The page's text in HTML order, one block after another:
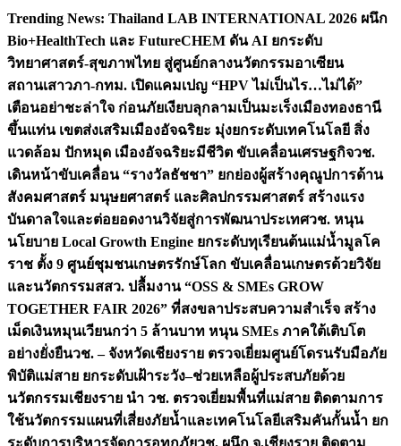
Skip
content
Trending News: Thailand LAB INTERNATIONAL 2026 ผนึก
Bio+HealthTech และ FutureCHEM ดัน AI ยกระดับ
วิทยาศาสตร์-สุขภาพไทย สู่ศูนย์กลางนวัตกรรมอาเซียน
สถานเสาวภา-กทม. เปิดแคมเปญ “HPV ไม่เป็นไร…ไม่ได้”
เตือนอย่าชะล่าใจ ก่อนภัยเงียบลุกลามเป็นมะเร็งเมืองทองธานี
ขึ้นแท่น เขตส่งเสริมเมืองอัจฉริยะ มุ่งยกระดับเทคโนโลยี สิ่ง
แวดล้อม ปักหมุด เมืองอัจฉริยะมีชีวิต ขับเคลื่อนเศรษฐกิจวช.
เดินหน้าขับเคลื่อน “รางวัลธัชชา” ยกย่องผู้สร้างคุณูปการด้าน
สังคมศาสตร์ มนุษยศาสตร์ และศิลปกรรมศาสตร์ สร้างแรง
บันดาลใจและต่อยอดงานวิจัยสู่การพัฒนาประเทศวช. หนุน
นโยบาย Local Growth Engine ยกระดับทุเรียนต้นแม่น้ำมูลโค
ราช ตั้ง 9 ศูนย์ชุมชนเกษตรรักษ์โลก ขับเคลื่อนเกษตรด้วยวิจัย
และนวัตกรรมสสว. ปลื้มงาน “OSS & SMEs GROW
TOGETHER FAIR 2026” ที่สงขลาประสบความสำเร็จ สร้าง
เม็ดเงินหมุนเวียนกว่า 5 ล้านบาท หนุน SMEs ภาคใต้เติบโต
อย่างยั่งยืนวช. – จังหวัดเชียงราย ตรวจเยี่ยมศูนย์โดรนรับมือภัย
พิบัติแม่สาย ยกระดับเฝ้าระวัง–ช่วยเหลือผู้ประสบภัยด้วย
นวัตกรรมเชียงราย นำ วช. ตรวจเยี่ยมพื้นที่แม่สาย ติดตามการ
ใช้นวัตกรรมแผนที่เสี่ยงภัยน้ำและเทคโนโลยีเสริมคันกั้นน้ำ ยก
ระดับการบริหารจัดการอุทกภัยวช. ผนึก จ.เชียงราย ติดตาม